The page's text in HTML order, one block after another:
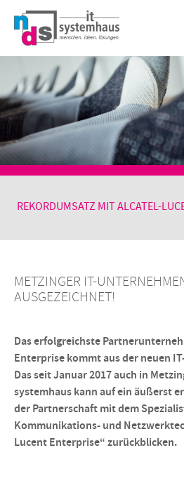
REKORDUMSATZ MIT ALCATEL-
METZINGER IT-
AUSGEZEICHNET!
Das erfolgreichste
Enterprise kommt aus der neuen
Das seit Januar 2017 auch in
systemhaus kann auf ein äußerst
der Partnerschaft mit dem
Kommunikations- und
Lucent Enterprise“ zurückblicken.